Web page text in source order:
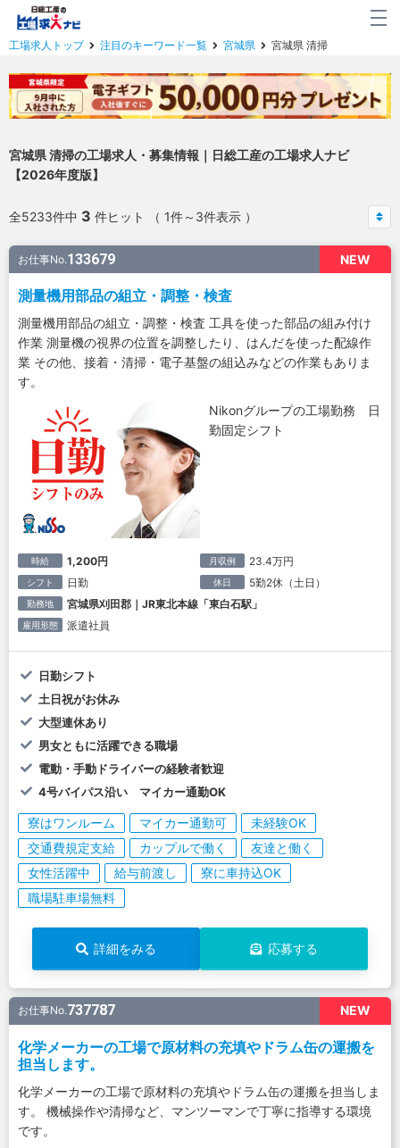
工場求人トップ 注目のキーワード一覧 宮城県 宮城県 清掃
宮城県 清掃の工場求人・募集情報｜日総工産の工場求人ナビ
【2026年度版】
全5233件中 3 件ヒット （ 1件～3件表示 ）
NEW
お仕事No.133679
測量機用部品の組立・調整・検査
測量機用部品の組立・調整・検査 工具を使った部品の組み付け
作業 測量機の視界の位置を調整したり、はんだを使った配線作
業 その他、接着・清掃・電子基盤の組込みなどの作業もありま
す。
Nikonグループの工場勤務 日
勤固定シフト
時給 1,200円 月収例 23.4万円
シフト 日勤 休日 5勤2休（土日）
勤務地 宮城県刈田郡｜JR東北本線「東白石駅」
雇用形態 派遣社員
日勤シフト
土日祝がお休み
大型連休あり
男女ともに活躍できる職場
電動・手動ドライバーの経験者歓迎
4号バイパス沿い マイカー通勤OK
寮はワンルーム マイカー通勤可
未経験OK
交通費規定支給
カップルで働く
友達と働く
女性活躍中
給与前渡し
寮に車持込OK
職場駐車場無料
詳細をみる 応募する
NEW
お仕事No.737787
化学メーカーの工場で原材料の充填やドラム缶の運搬を
担当します。
化学メーカーの工場で原材料の充填やドラム缶の運搬を担当しま
す。 機械操作や清掃など、マンツーマンで丁寧に指導する環境
です。